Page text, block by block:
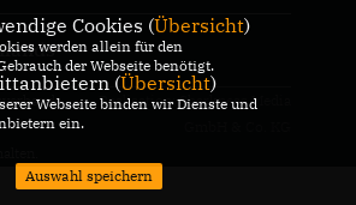
Realisation: Sharkness Media
Cookies (Übersicht)
werden allein für den
der Webseite benötigt.
(Übersicht)
Webseite binden wir Dienste und
ein.
Auswahl speichern